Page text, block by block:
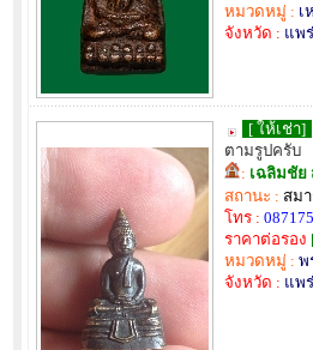
หมวดหมู่ : เ
จังหวัด : แพร่
[ ให้เช่า]
ตามรูปครับ
: เฉลิมชัย
สถานะ : สม
โทร :
ราคาต่อรอง
หมวดหมู่ : พ
จังหวัด : แพร่